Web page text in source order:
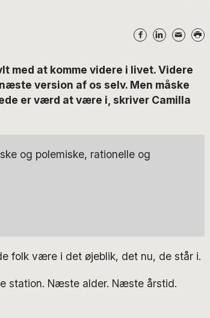
med at komme videre i livet. Videre
version af os selv. Men måske
er værd at være i, skriver Camilla
og polemiske, rationelle og
folk være i det øjeblik, det nu, de står i.
station. Næste alder. Næste årstid.